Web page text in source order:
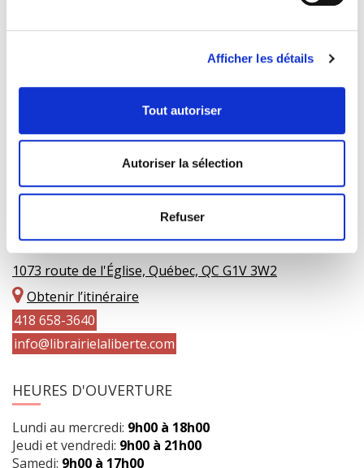
Afficher les détails
Tout autoriser
Autoriser la sélection
Refuser
COORDONNÉES
1073 route de l'Église, Québec, QC G1V 3W2
Obtenir l’itinéraire
418 658-3640
info@librairielaliberte.com
HEURES D'OUVERTURE
Lundi au mercredi: 9h00 à 18h00
Jeudi et vendredi: 9h00 à 21h00
Samedi: 9h00 à 17h00